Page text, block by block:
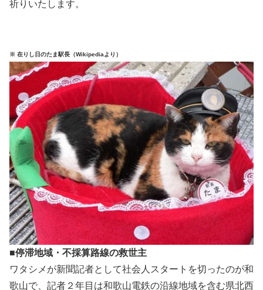
祈りいたします。
※ 在りし日のたま駅長（Wikipediaより）
■停滞地域・不採算路線の救世主
ワタシメが新聞記者として社会人スタートを切ったのが和
歌山で、記者２年目は和歌山電鉄の沿線地域を含む県北西